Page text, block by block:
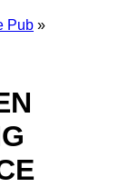
Pub »